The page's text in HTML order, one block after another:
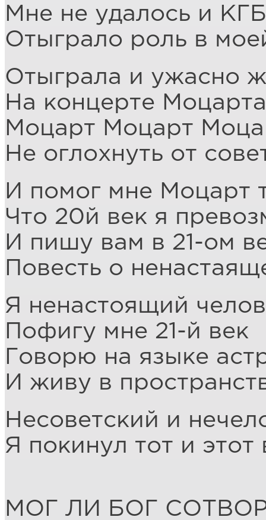
Мне не удалось и КГБ
Отыграло роль в
Отыграла и ужасно
На концерте
Моцарт Моцарт
Не оглохнуть от
И помог мне Моцарт
Что 20й век я
И пишу вам в 21-ом
Повесть о
Я ненастоящий
Пофигу мне 21-й век
Говорю на языке
И живу в
Несоветский и
Я покинул тот и этот
МОГ ЛИ БОГ